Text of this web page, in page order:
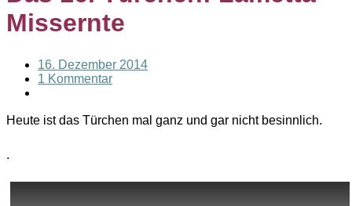
Missernte
16. Dezember 2014
1 Kommentar
Heute ist das Türchen mal ganz und gar nicht besinnlich.
.